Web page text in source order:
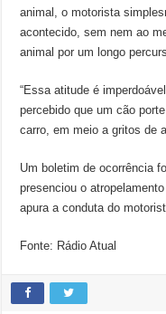
animal, o motorista
acontecido, sem nem ao
animal por um longo
“Essa atitude é
percebido que um cão
carro, em meio a gritos de
Um boletim de ocorrência
presenciou o
apura a conduta do
Fonte: Rádio Atual